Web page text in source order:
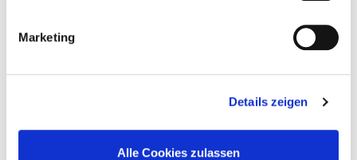
Marketing
Details zeigen
Alle Cookies zulassen
Musiktherapie
Präventive Leistungsangebote / Präventionskurse
Rückenschule / Haltungsschulung /